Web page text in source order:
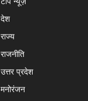
देश
राज्य
राजनीति
उत्तर प्रदेश
मनोरंजन